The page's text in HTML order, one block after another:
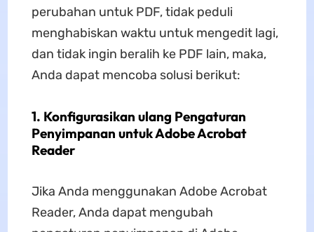
perubahan untuk PDF, tidak peduli
menghabiskan waktu untuk mengedit lagi,
dan tidak ingin beralih ke PDF lain, maka,
Anda dapat mencoba solusi berikut:
1. Konfigurasikan ulang Pengaturan
Penyimpanan untuk Adobe Acrobat
Reader
Jika Anda menggunakan Adobe Acrobat
Reader, Anda dapat mengubah